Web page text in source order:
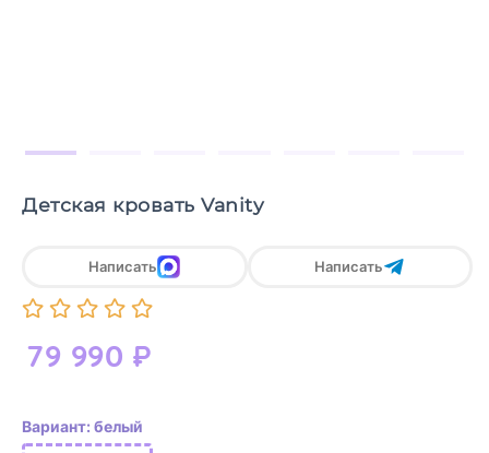
Детская кровать Vanity
79 990 ₽
Написать Написать
Вариант: белый